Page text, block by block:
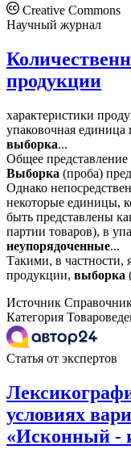
Creative Commons
Научный журнал
продукции
характеристики
упаковочная
выборка...
Общее представление
Выборка (проба)
Однако
некоторые единицы,
быть представлены
партии товаров), в
неупорядоченные...
Такими, в частности,
продукции, выборка
Источник
Категория
Статья от экспертов
условиях
«Исконный -